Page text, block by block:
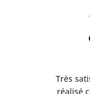
Très
réalisé